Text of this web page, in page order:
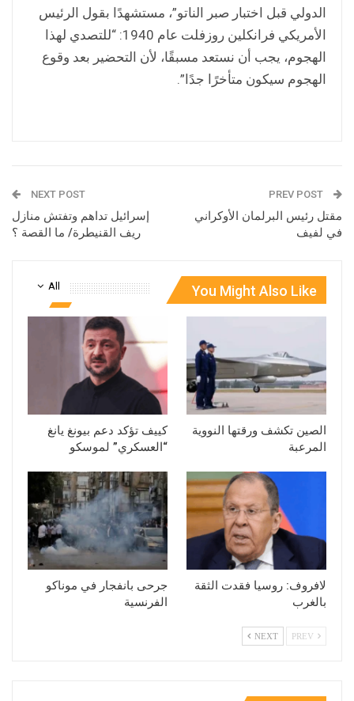
الدولي قبل اختبار صبر الناتو”، مستشهدًا بقول الرئيس
الأمريكي فرانكلين روزفلت عام 1940: “للتصدي لهذا
الهجوم، يجب أن نستعد مسبقًا، لأن التحضير بعد وقوع
الهجوم سيكون متأخرًا جدًا”.
مقتل رئيس البرلمان الأوكراني
في لفيف
NEXT POST
إسرائيل تداهم وتفتش منازل
ريف القنيطرة/ ما القصة ؟
All You Might Also Like
الصين تكشف ورقتها النووية
المرعبة
كييف تؤكد دعم بيونغ يانغ
“العسكري” لموسكو
لافروف: روسيا فقدت الثقة
بالغرب
جرحى بانفجار في موناكو
الفرنسية
NEXT